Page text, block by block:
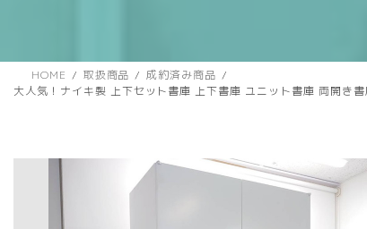
HOME 取扱商品
成約済み商品
大人気！ナイキ製 上下セット書庫 上下書庫 ユニット書庫 両開き